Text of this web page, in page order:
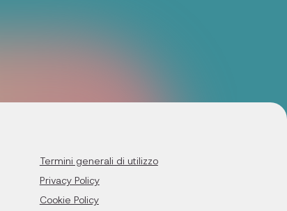
Termini generali di utilizzo
Privacy Policy
Cookie Policy